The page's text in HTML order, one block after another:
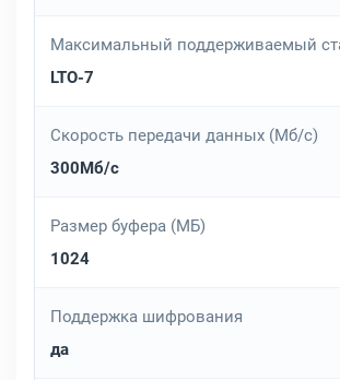
Максимальный поддерживаемый
LTO-7
Скорость передачи данных (Мб/с)
300Мб/с
Размер буфера (МБ)
1024
Поддержка шифрования
да